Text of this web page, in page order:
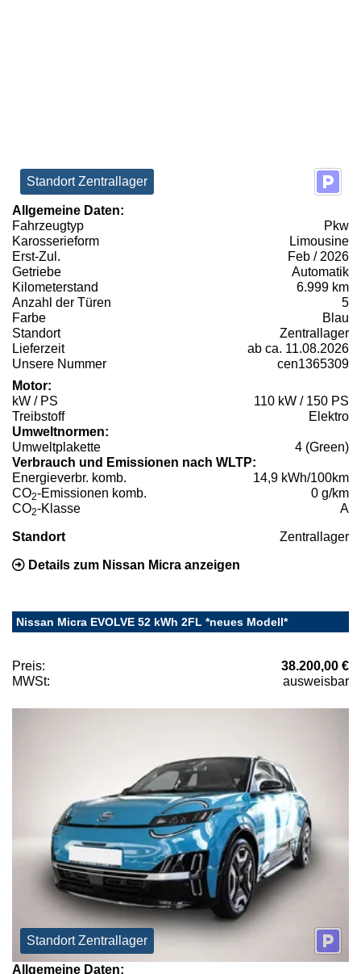
Standort Zentrallager
Allgemeine Daten:
Fahrzeugtyp
Pkw
Karosserieform
Limousine
Erst-Zul.
Feb / 2026
Getriebe
Automatik
Kilometerstand
6.999 km
Anzahl der Türen
5
Farbe
Blau
Standort
Zentrallager
Lieferzeit
ab ca. 11.08.2026
Unsere Nummer
cen1365309
Motor:
kW / PS
110 kW / 150 PS
Treibstoff
Elektro
Umweltnormen:
Umweltplakette
4 (Green)
Verbrauch und Emissionen nach WLTP:
Energieverbr. komb.
14,9 kWh/100km
CO2-Emissionen komb.
0 g/km
CO2-Klasse A
Standort Zentrallager
Details zum Nissan Micra anzeigen
Nissan Micra EVOLVE 52 kWh 2FL *neues Modell*
Preis:
38.200,00 €
MWSt:
ausweisbar
Standort Zentrallager
Allgemeine Daten: